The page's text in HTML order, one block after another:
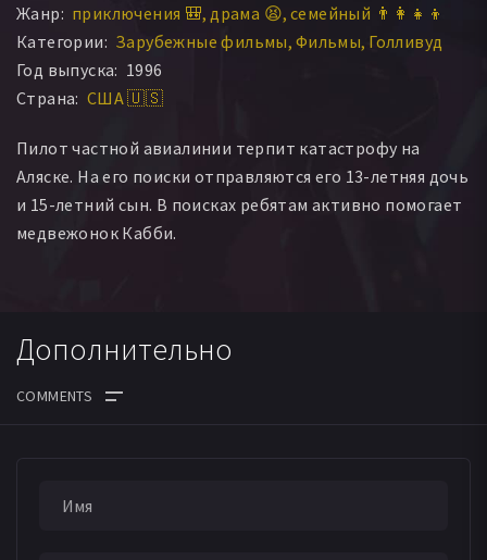
Стивен Е. Миллер Эдриан Дорваль Эд Гэйл
Марк МакКрэкен Байрон Чиф-Мун Эйджи
Жанр: приключения 🎒 драма 😫 семейный 👨‍👩‍👧‍👦
Категории: Зарубежные фильмы Фильмы Голливуд
Год выпуска: 1996
Страна: США 🇺🇸
Пилот частной авиалинии терпит катастрофу на
Аляске. На его поиски отправляются его 13-летняя дочь
и 15-летний сын. В поисках ребятам активно помогает
медвежонок Кабби.
Дополнительно